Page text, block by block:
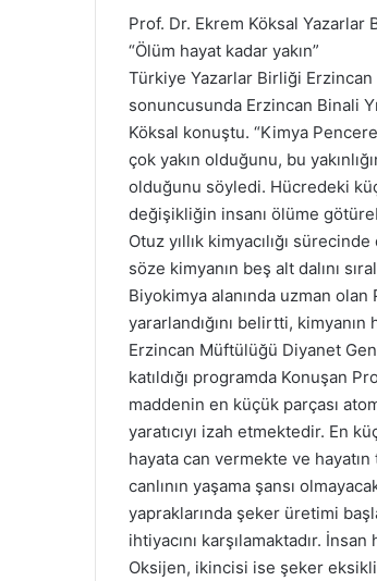
Prof. Dr. Ekrem Köksal
“Ölüm hayat kadar yakın”
Türkiye Yazarlar Birliği Erzincan
sonuncusunda Erzincan Binali
Köksal konuştu. “Kimya
çok yakın olduğunu, bu
olduğunu söyledi. Hücredeki
değişikliğin insanı ölüme
Otuz yıllık kimyacılığı
söze kimyanın beş alt dalını
Biyokimya alanında uzman
yararlandığını belirtti,
Erzincan Müftülüğü Diyanet
katıldığı programda Konuşan
maddenin en küçük parçası
yaratıcıyı izah etmektedir. En
hayata can vermekte ve
canlının yaşama şansı
yapraklarında şeker üretimi
ihtiyacını karşılamaktadır.
Oksijen, ikincisi ise şeker